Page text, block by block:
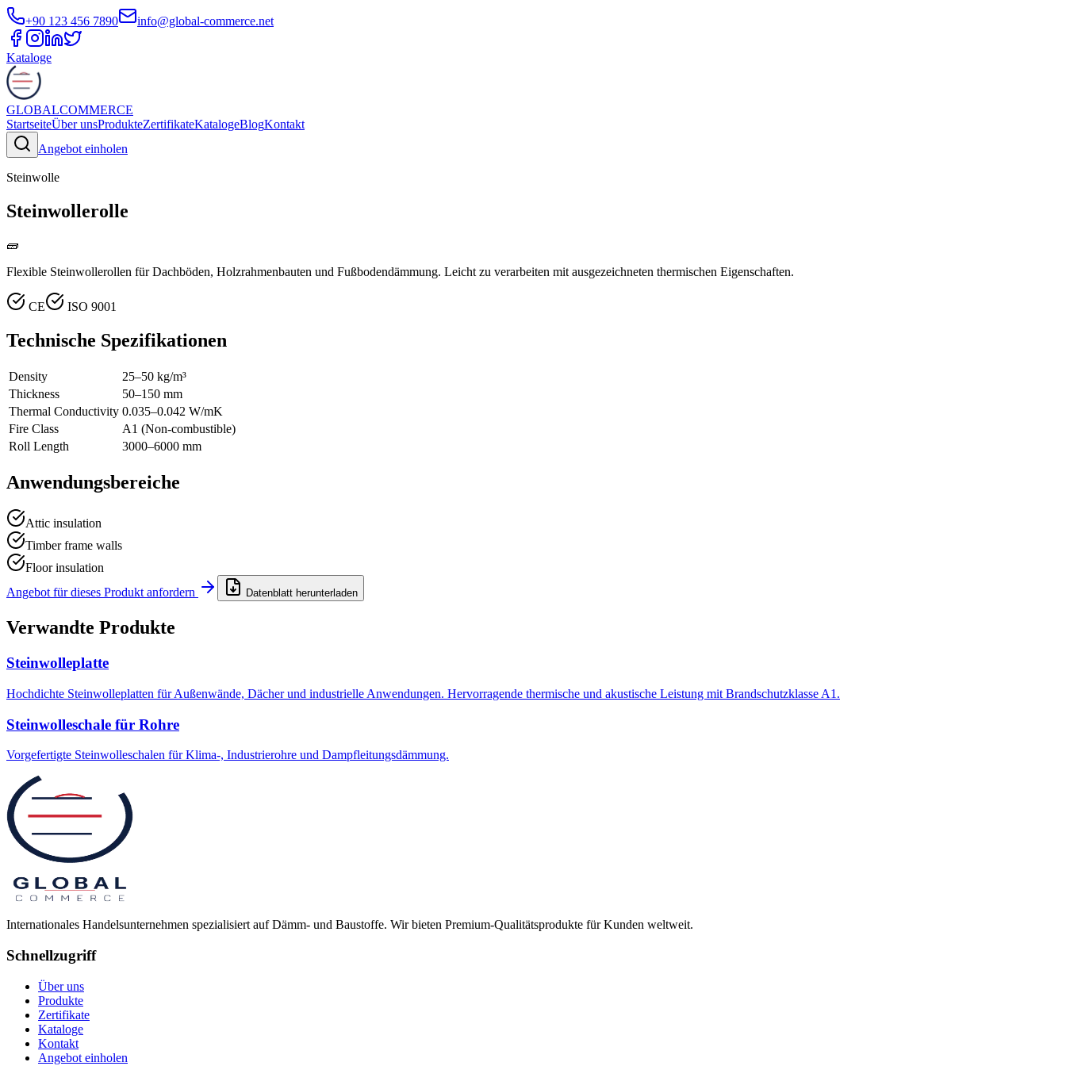
+90 123 456 7890 info@global-commerce.net
Kataloge
GLOBALCOMMERCE
StartseiteÜber unsProdukteZertifikateKatalogeBlogKontakt
Angebot einholen
Steinwolle
Steinwollerolle
🧱
Flexible Steinwollerollen für Dachböden, Holzrahmenbauten und Fußbodendämmung. Leicht zu verarbeiten mit ausgezeichneten thermischen Eigenschaften.
CE ISO 9001
Technische Spezifikationen
Density
25–50 kg/m³
Thickness
50–150 mm
Thermal Conductivity 0.035–0.042 W/mK
Fire Class
A1 (Non-combustible)
Roll Length
3000–6000 mm
Anwendungsbereiche
Attic insulation
Timber frame walls
Floor insulation
Angebot für dieses Produkt anfordern
Datenblatt herunterladen
Verwandte Produkte
Steinwolleplatte
Hochdichte Steinwolleplatten für Außenwände, Dächer und industrielle Anwendungen. Hervorragende thermische und akustische Leistung mit Brandschutzklasse A1.
Steinwolleschale für Rohre
Vorgefertigte Steinwolleschalen für Klima-, Industrierohre und Dampfleitungsdämmung.
Internationales Handelsunternehmen spezialisiert auf Dämm- und Baustoffe. Wir bieten Premium-Qualitätsprodukte für Kunden weltweit.
Schnellzugriff
Über uns
Produkte
Zertifikate
Kataloge
Kontakt
Angebot einholen